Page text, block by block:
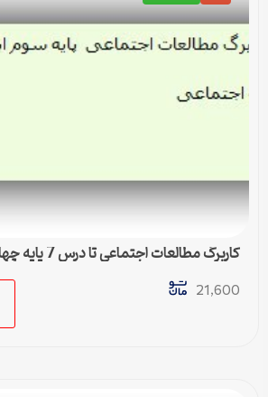
کاربرگ مطالعات اجتماعی تا درس 7 پایه چهارم ابتدایی
21,600